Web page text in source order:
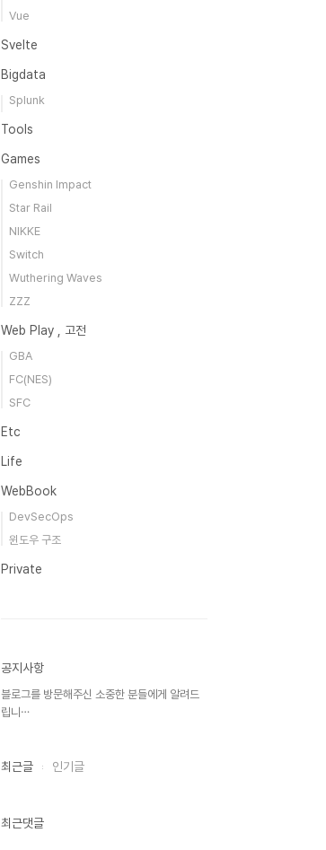
Vue
Svelte
Bigdata
Splunk
Tools
Games
Genshin Impact
Star Rail
NIKKE
Switch
Wuthering Waves
ZZZ
Web Play , 고전
GBA
FC(NES)
SFC
Etc
Life
WebBook
DevSecOps
윈도우 구조
Private
공지사항
블로그를 방문해주신 소중한 분들에게 알려드
립니⋯
최근글 인기글
최근댓글